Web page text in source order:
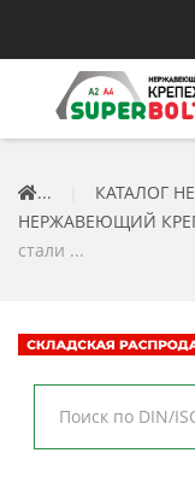
... КАТАЛОГ
НЕРЖАВЕЮЩИЙ
стали ...